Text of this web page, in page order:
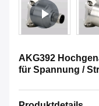
AKG392
für Spannung /